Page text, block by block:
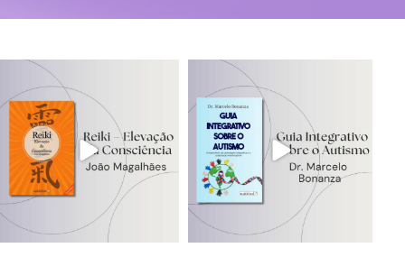
edicoesmahatma
Jul 23
edicoesmahatma
Jul 21